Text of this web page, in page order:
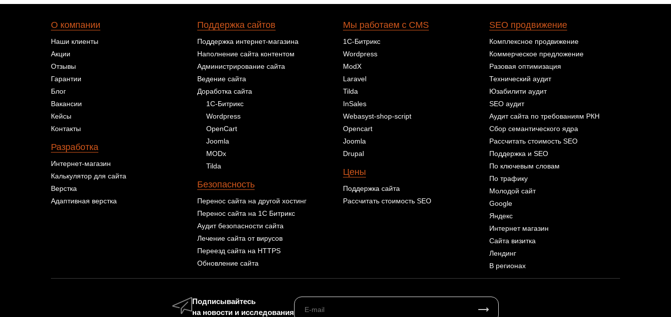
О компании
Наши клиенты
Акции
Отзывы
Гарантии
Блог
Вакансии
Кейсы
Контакты
Разработка
Интернет-магазин
Калькулятор для сайта
Верстка
Адаптивная верстка
Поддержка сайтов
Поддержка интернет-магазина
Наполнение сайта контентом
Администрирование сайта
Ведение сайта
Доработка сайта
1С-Битрикс
Wordpress
OpenCart
Joomla
MODx
Tilda
Безопасность
Перенос сайта на другой хостинг
Перенос сайта на 1С Битрикс
Аудит безопасности сайта
Лечение сайта от вирусов
Переезд сайта на HTTPS
Обновление сайта
Мы работаем с CMS
1С-Битрикс
Wordpress
ModX
Laravel
Tilda
InSales
Webasyst-shop-script
Opencart
Joomla
Drupal
Цены
Поддержка сайта
Рассчитать стоимость SEO
SEO продвижение
Комплексное продвижение
Коммерческое предложение
Разовая оптимизация
Технический аудит
Юзабилити аудит
SEO аудит
Аудит сайта по требованиям РКН
Сбор семантического ядра
Рассчитать стоимость SEO
Поддержка и SEO
По ключевым словам
По трафику
Молодой сайт
Google
Яндекс
Интернет магазин
Сайта визитка
Лендинг
В регионах
Подписывайтесь
на новости и исследования